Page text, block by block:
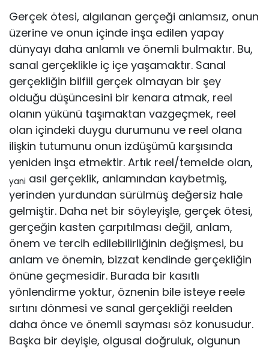
Gerçek ötesi, algılanan gerçeği anlamsız, onun
üzerine ve onun içinde inşa edilen yapay
dünyayı daha anlamlı ve önemli bulmaktır. Bu,
sanal ger­çeklikle iç içe yaşamaktır. Sanal
gerçekliğin bilfiil gerçek olmayan bir şey
olduğu düşüncesini bir kenara atmak, reel
olanın yükünü taşımaktan vaz­geçmek, reel
olan içindeki duygu durumunu ve reel olana
ilişkin tutumunu onun izdüşümü karşısında
yeniden inşa etmektir. Artık reel/temelde olan,
yani asıl gerçeklik, anlamından kaybetmiş,
yerinden yurdundan sürülmüş değersiz hale
gelmiştir. Daha net bir söyleyişle, gerçek ötesi,
gerçeğin kas­ten çarpıtılması değil, anlam,
önem ve tercih edilebilirliğinin değişmesi, bu
anlam ve önemin, bizzat kendinde gerçekliğin
önüne geçmesidir. Burada bir kasıtlı
yönlendirme yoktur, öznenin bile isteye reele
sırtını dönmesi ve sanal gerçekliği reelden
daha önce ve önemli sayması söz konusudur.
Başka bir deyişle, olgusal doğruluk, olgunun